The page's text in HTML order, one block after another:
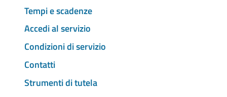
Tempi e scadenze
Accedi al servizio
Condizioni di servizio
Contatti
Strumenti di tutela